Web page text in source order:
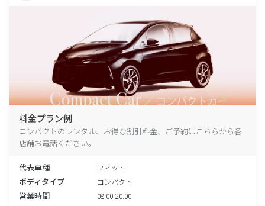
料金プラン例
コンパクトのレンタル、お得な割引料金、ご予約はこちらから各
店舗お電話ください。
代表車種 フィット
ボディタイプ コンパクト
営業時間 08:00-20:00